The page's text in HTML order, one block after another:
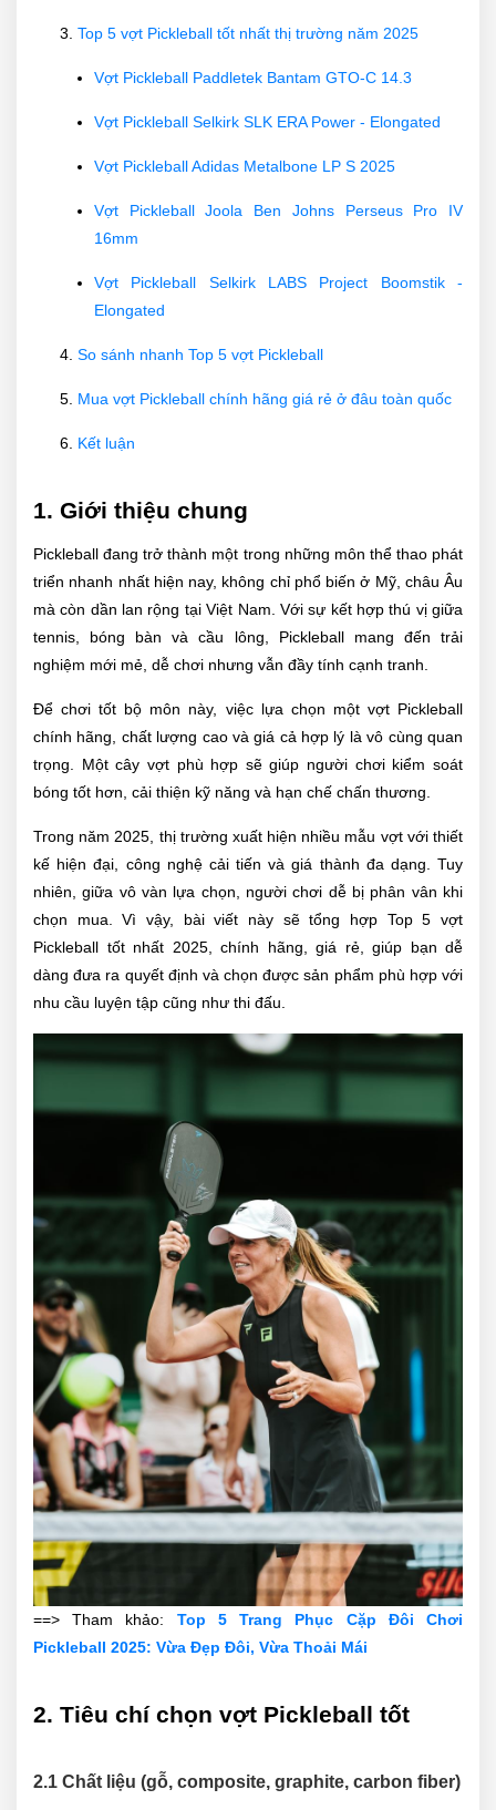
Top 5 vợt Pickleball tốt nhất thị trường năm 2025
Vợt Pickleball Paddletek Bantam GTO-C 14.3
Vợt Pickleball Selkirk SLK ERA Power - Elongated
Vợt Pickleball Adidas Metalbone LP S 2025
Vợt Pickleball Joola Ben Johns Perseus Pro IV
16mm
Vợt Pickleball Selkirk LABS Project Boomstik -
Elongated
So sánh nhanh Top 5 vợt Pickleball
Mua vợt Pickleball chính hãng giá rẻ ở đâu toàn quốc
Kết luận
1. Giới thiệu chung
Pickleball đang trở thành một trong những môn thể thao phát
triển nhanh nhất hiện nay, không chỉ phổ biến ở Mỹ, châu Âu
mà còn dần lan rộng tại Việt Nam. Với sự kết hợp thú vị giữa
tennis, bóng bàn và cầu lông, Pickleball mang đến trải
nghiệm mới mẻ, dễ chơi nhưng vẫn đầy tính cạnh tranh.
Để chơi tốt bộ môn này, việc lựa chọn một vợt Pickleball
chính hãng, chất lượng cao và giá cả hợp lý là vô cùng quan
trọng. Một cây vợt phù hợp sẽ giúp người chơi kiểm soát
bóng tốt hơn, cải thiện kỹ năng và hạn chế chấn thương.
Trong năm 2025, thị trường xuất hiện nhiều mẫu vợt với thiết
kế hiện đại, công nghệ cải tiến và giá thành đa dạng. Tuy
nhiên, giữa vô vàn lựa chọn, người chơi dễ bị phân vân khi
chọn mua. Vì vậy, bài viết này sẽ tổng hợp Top 5 vợt
Pickleball tốt nhất 2025, chính hãng, giá rẻ, giúp bạn dễ
dàng đưa ra quyết định và chọn được sản phẩm phù hợp với
nhu cầu luyện tập cũng như thi đấu.
==> Tham khảo: Top 5 Trang Phục Cặp Đôi Chơi
Pickleball 2025: Vừa Đẹp Đôi, Vừa Thoải Mái
2. Tiêu chí chọn vợt Pickleball tốt
2.1 Chất liệu (gỗ, composite, graphite, carbon fiber)